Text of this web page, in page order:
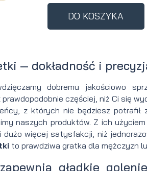
perfumowana
Krem do
Zestaw
DO KOSZYKA
— dokładność i
dobremu jakościowo
częściej, niż Ci się
z których nie będziesz potrafił
naszych produktów. Z ich
więcej satysfakcji, niż
to prawdziwa gratka dla mężczyzn
gładkie